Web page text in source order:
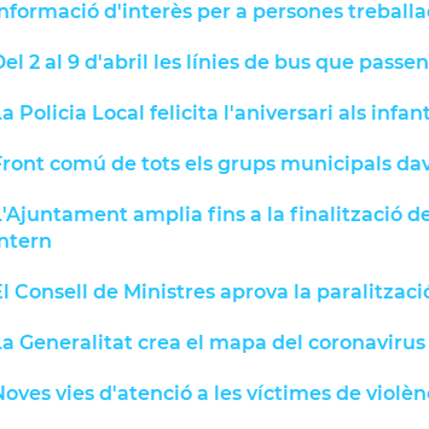
d'interès per a persones
2 al 9 d'abril les línies de bus que
Policia Local felicita l'aniversari als
comú de tots els grups municipals
amplia fins a la finalització
Consell de Ministres aprova la
Generalitat crea el mapa del
vies d'atenció a les víctimes de